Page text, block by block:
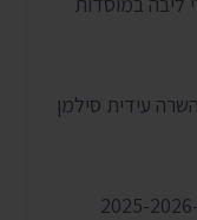
עידית סילמן